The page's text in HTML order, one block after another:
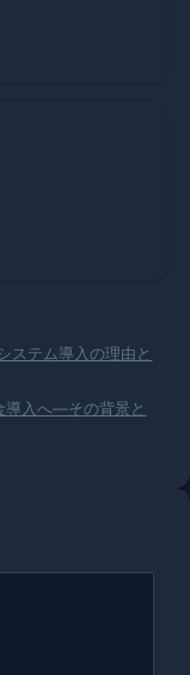
ステム導入の理由と
導入へ—その背景と